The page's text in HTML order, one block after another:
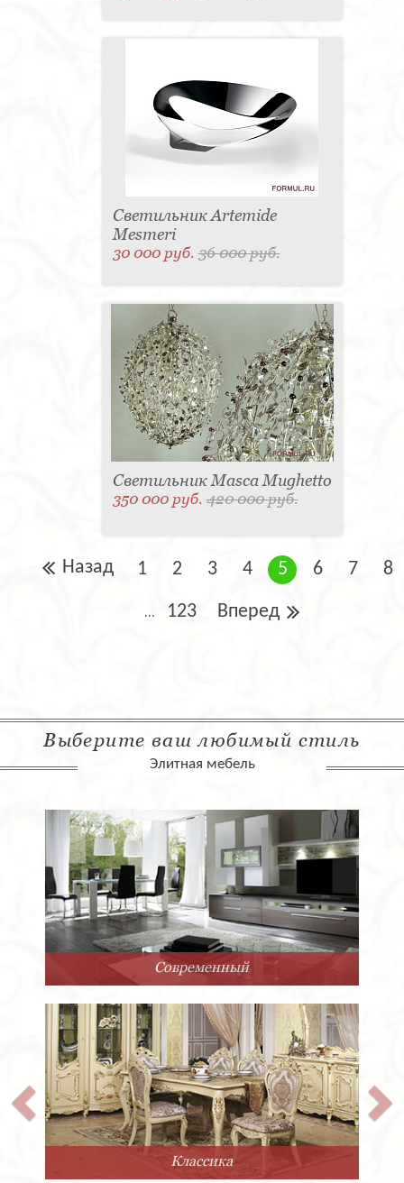
Светильник Artemide
Mesmeri
30 000 руб.36 000 руб.
Светильник Masca Mughetto
350 000 руб.420 000 руб.
Назад 1 2 3 4 5 6 7 8
... 123 Вперед
Выберите ваш любимый стиль
Элитная мебель
Современный
Классика